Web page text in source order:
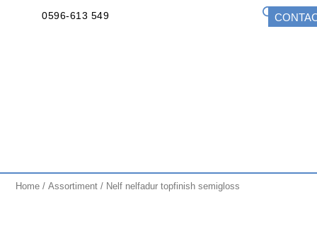
0596-613 549
Home /Assortiment / Nelf nelfadur topfinish semigloss